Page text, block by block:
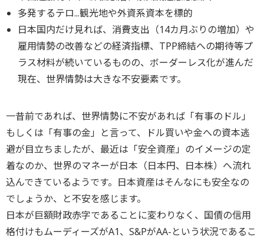
多発するテロ...観光地や外資系資本を標的
日本国内だけ見れば、消費支出（14カ月ぶりの増加）や
雇用情勢の改善などの経済指標、TPP締結への期待等プ
ラス材料が続いているものの、ボーダーレス化が進んだ
現在、世界情勢は大きな不安要素です。
一昔前であれば、世界情勢に不安があれば「有事のドル」
もしくは「有事の金」と言って、ドル買いや金への資本逃
避が目立ちましたが、最近は「安全資産」のイメージの定
着なのか、世界のマネーが日本（日本円、日本株）へ流れ
込んできているようです。日本資産はそんなにも安全なの
でしょうか、と不安を感じます。
日本が巨額財政赤字であることに変わりなく、国債の信用
格付けもムーディーズがA1、S&PがAA-という状況であるこ